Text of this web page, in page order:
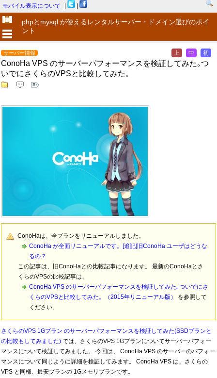
モバイル表示について
phpとmysql が使えるレンタルサーバー・ドメイン選びのポイ
ント
サーバー情報 上 中 初
ConoHa VPS のサーバーパフォーマンスを検証してみた｡つ
いでにさくらのVPSと比較してみた。
ConoHaは、全プランをリニューアルしました。
ConoHa が全面リニューアルです。[追記]旧ConoHa ユーザはどうな
るの？
この記事は、旧ConoHaとの比較記事になります。 最新のConoHaとさ
くらのVPSの比較記事は、
ConoHa VPS のサーバーパフォーマンスを検証してみた｡ついでにさ
くらのVPSと比較してみた。（2015年リニューアル版）
を参照して
ください。
さくらのVPS 1Gプラン のサーバーパフォーマンスを検証してみた(SSDプランと
の比較もしてみました) では、さくらのVPS 1Gプランについてサーバーパフォー
マンスについて検証してみました。 今回は、 ConoHa VPS のサーバーのパフォー
マンスについて同じように詳細を検証してみます。 ConoHa VPS は、さくらの
VPS と同様、最安プランの 1Gメモリプランです。